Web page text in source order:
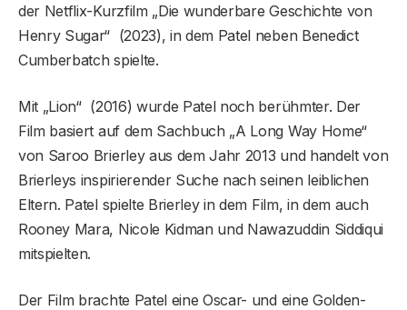
der Netflix-Kurzfilm „Die wunderbare Geschichte von
Henry Sugar“ (2023), in dem Patel neben Benedict
Cumberbatch spielte.
Mit „Lion“ (2016) wurde Patel noch berühmter. Der
Film basiert auf dem Sachbuch „A Long Way Home“
von Saroo Brierley aus dem Jahr 2013 und handelt von
Brierleys inspirierender Suche nach seinen leiblichen
Eltern. Patel spielte Brierley in dem Film, in dem auch
Rooney Mara, Nicole Kidman und Nawazuddin Siddiqui
mitspielten.
Der Film brachte Patel eine Oscar- und eine Golden-